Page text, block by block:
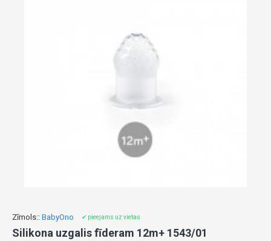
Zīmols:: BabyOno ✔ pieejams uz vietas
Silikona uzgalis fīderam 12m+ 1543/01